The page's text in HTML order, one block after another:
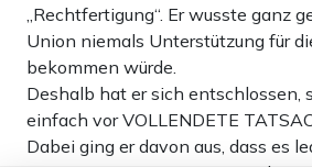
„Rechtfertigung“. Er wusste ganz
Union niemals Unterstützung für
bekommen würde.
Deshalb hat er sich entschlossen,
einfach vor VOLLENDETE
Dabei ging er davon aus, dass es